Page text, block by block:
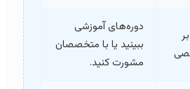
دوره‌های آموزشی
ببینید یا با متخصصان
مشورت کنید.